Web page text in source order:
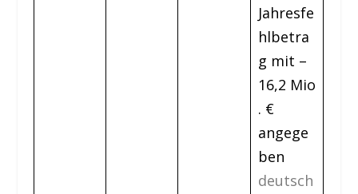
Jahresfe
hlbetra
g mit –
16,2 Mio
. €
angege
ben
deutsch